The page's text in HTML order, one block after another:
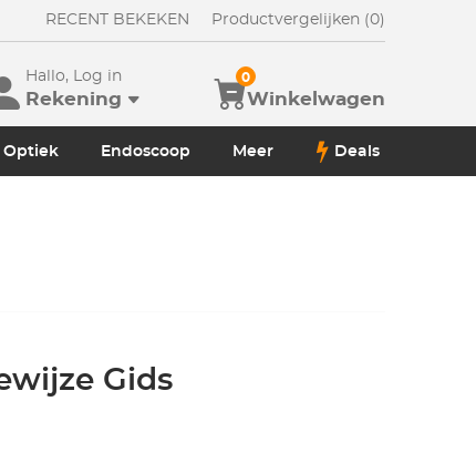
RECENT BEKEKEN Productvergelijken (0)
Hallo, Log in
Rekening Winkelwagen
0
Optiek Endoscoop Meer Deals
Gids